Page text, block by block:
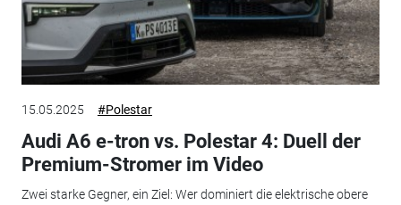
15.05.2025 #Polestar
Audi A6 e-tron vs. Polestar 4: Duell der
Premium-Stromer im Video
Zwei starke Gegner, ein Ziel: Wer dominiert die elektrische obere